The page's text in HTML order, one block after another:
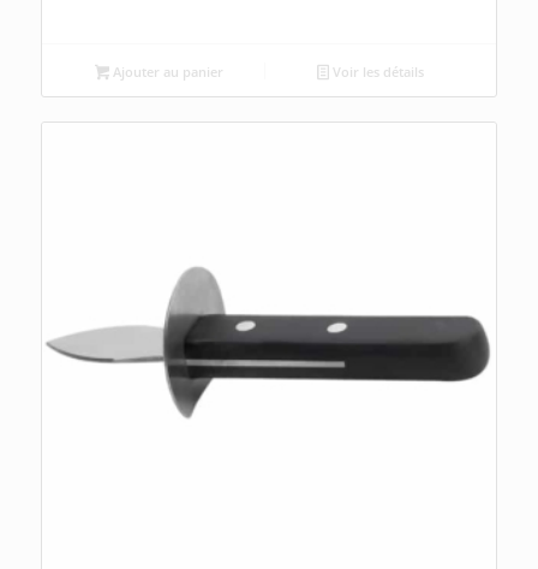
Ajouter au panier Voir les détails